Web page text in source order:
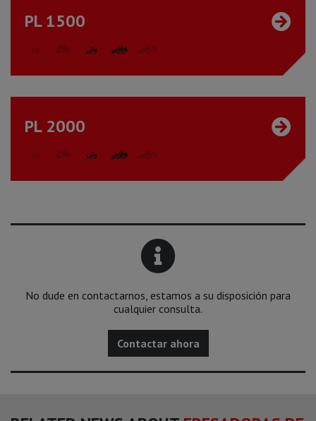
PL 1500
PL 2000
No dude en contactarnos, estamos a su disposición para
cualquier consulta.
Contactar ahora